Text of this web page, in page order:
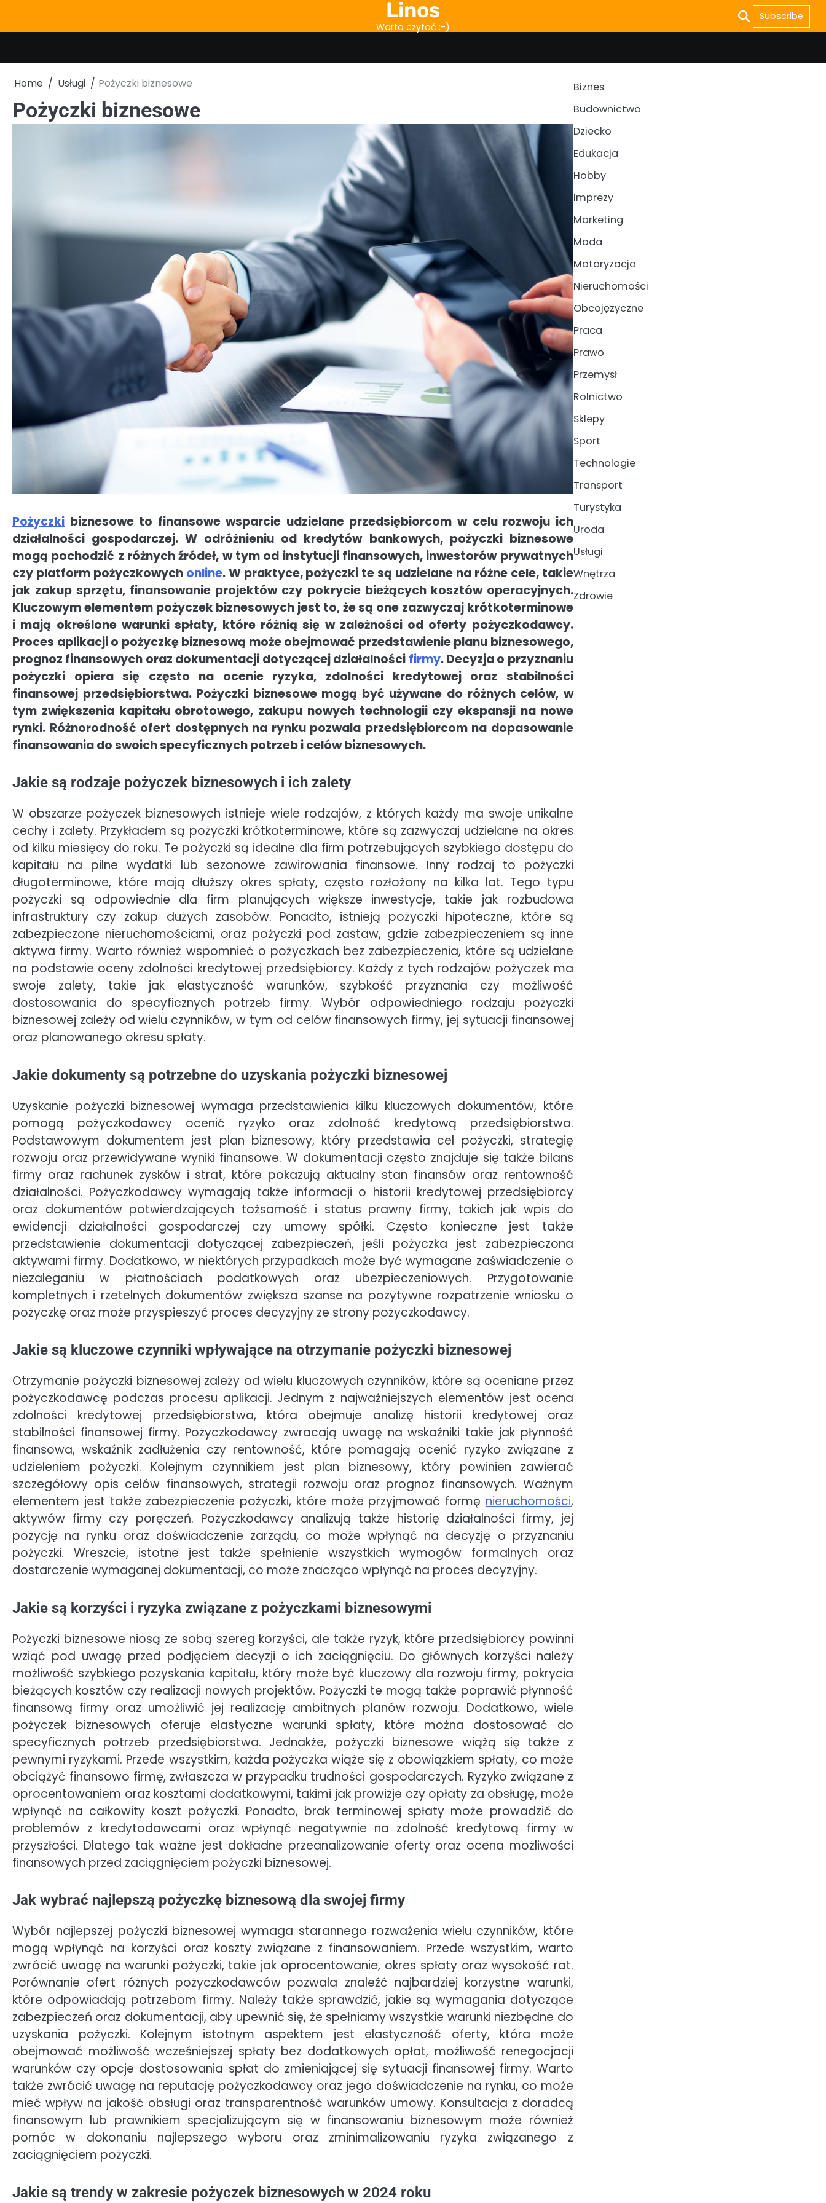
content
Linos
Warto czytać :-)
Subscribe
Home Usługi Pożyczki biznesowe
Pożyczki biznesowe
Pożyczki biznesowe to finansowe wsparcie udzielane przedsiębiorcom w celu rozwoju ich
działalności gospodarczej. W odróżnieniu od kredytów bankowych, pożyczki biznesowe
mogą pochodzić z różnych źródeł, w tym od instytucji finansowych, inwestorów prywatnych
czy platform pożyczkowych online. W praktyce, pożyczki te są udzielane na różne cele, takie
jak zakup sprzętu, finansowanie projektów czy pokrycie bieżących kosztów operacyjnych.
Kluczowym elementem pożyczek biznesowych jest to, że są one zazwyczaj krótkoterminowe
i mają określone warunki spłaty, które różnią się w zależności od oferty pożyczkodawcy.
Proces aplikacji o pożyczkę biznesową może obejmować przedstawienie planu biznesowego,
prognoz finansowych oraz dokumentacji dotyczącej działalności firmy. Decyzja o przyznaniu
pożyczki opiera się często na ocenie ryzyka, zdolności kredytowej oraz stabilności
finansowej przedsiębiorstwa. Pożyczki biznesowe mogą być używane do różnych celów, w
tym zwiększenia kapitału obrotowego, zakupu nowych technologii czy ekspansji na nowe
rynki. Różnorodność ofert dostępnych na rynku pozwala przedsiębiorcom na dopasowanie
finansowania do swoich specyficznych potrzeb i celów biznesowych.
Jakie są rodzaje pożyczek biznesowych i ich zalety
W obszarze pożyczek biznesowych istnieje wiele rodzajów, z których każdy ma swoje unikalne
cechy i zalety. Przykładem są pożyczki krótkoterminowe, które są zazwyczaj udzielane na okres
od kilku miesięcy do roku. Te pożyczki są idealne dla firm potrzebujących szybkiego dostępu do
kapitału na pilne wydatki lub sezonowe zawirowania finansowe. Inny rodzaj to pożyczki
długoterminowe, które mają dłuższy okres spłaty, często rozłożony na kilka lat. Tego typu
pożyczki są odpowiednie dla firm planujących większe inwestycje, takie jak rozbudowa
infrastruktury czy zakup dużych zasobów. Ponadto, istnieją pożyczki hipoteczne, które są
zabezpieczone nieruchomościami, oraz pożyczki pod zastaw, gdzie zabezpieczeniem są inne
aktywa firmy. Warto również wspomnieć o pożyczkach bez zabezpieczenia, które są udzielane
na podstawie oceny zdolności kredytowej przedsiębiorcy. Każdy z tych rodzajów pożyczek ma
swoje zalety, takie jak elastyczność warunków, szybkość przyznania czy możliwość
dostosowania do specyficznych potrzeb firmy. Wybór odpowiedniego rodzaju pożyczki
biznesowej zależy od wielu czynników, w tym od celów finansowych firmy, jej sytuacji finansowej
oraz planowanego okresu spłaty.
Jakie dokumenty są potrzebne do uzyskania pożyczki biznesowej
Uzyskanie pożyczki biznesowej wymaga przedstawienia kilku kluczowych dokumentów, które
pomogą pożyczkodawcy ocenić ryzyko oraz zdolność kredytową przedsiębiorstwa.
Podstawowym dokumentem jest plan biznesowy, który przedstawia cel pożyczki, strategię
rozwoju oraz przewidywane wyniki finansowe. W dokumentacji często znajduje się także bilans
firmy oraz rachunek zysków i strat, które pokazują aktualny stan finansów oraz rentowność
działalności. Pożyczkodawcy wymagają także informacji o historii kredytowej przedsiębiorcy
oraz dokumentów potwierdzających tożsamość i status prawny firmy, takich jak wpis do
ewidencji działalności gospodarczej czy umowy spółki. Często konieczne jest także
przedstawienie dokumentacji dotyczącej zabezpieczeń, jeśli pożyczka jest zabezpieczona
aktywami firmy. Dodatkowo, w niektórych przypadkach może być wymagane zaświadczenie o
niezaleganiu w płatnościach podatkowych oraz ubezpieczeniowych. Przygotowanie
kompletnych i rzetelnych dokumentów zwiększa szanse na pozytywne rozpatrzenie wniosku o
pożyczkę oraz może przyspieszyć proces decyzyjny ze strony pożyczkodawcy.
Jakie są kluczowe czynniki wpływające na otrzymanie pożyczki biznesowej
Otrzymanie pożyczki biznesowej zależy od wielu kluczowych czynników, które są oceniane przez
pożyczkodawcę podczas procesu aplikacji. Jednym z najważniejszych elementów jest ocena
zdolności kredytowej przedsiębiorstwa, która obejmuje analizę historii kredytowej oraz
stabilności finansowej firmy. Pożyczkodawcy zwracają uwagę na wskaźniki takie jak płynność
finansowa, wskaźnik zadłużenia czy rentowność, które pomagają ocenić ryzyko związane z
udzieleniem pożyczki. Kolejnym czynnikiem jest plan biznesowy, który powinien zawierać
szczegółowy opis celów finansowych, strategii rozwoju oraz prognoz finansowych. Ważnym
elementem jest także zabezpieczenie pożyczki, które może przyjmować formę nieruchomości,
aktywów firmy czy poręczeń. Pożyczkodawcy analizują także historię działalności firmy, jej
pozycję na rynku oraz doświadczenie zarządu, co może wpłynąć na decyzję o przyznaniu
pożyczki. Wreszcie, istotne jest także spełnienie wszystkich wymogów formalnych oraz
dostarczenie wymaganej dokumentacji, co może znacząco wpłynąć na proces decyzyjny.
Jakie są korzyści i ryzyka związane z pożyczkami biznesowymi
Pożyczki biznesowe niosą ze sobą szereg korzyści, ale także ryzyk, które przedsiębiorcy powinni
wziąć pod uwagę przed podjęciem decyzji o ich zaciągnięciu. Do głównych korzyści należy
możliwość szybkiego pozyskania kapitału, który może być kluczowy dla rozwoju firmy, pokrycia
bieżących kosztów czy realizacji nowych projektów. Pożyczki te mogą także poprawić płynność
finansową firmy oraz umożliwić jej realizację ambitnych planów rozwoju. Dodatkowo, wiele
pożyczek biznesowych oferuje elastyczne warunki spłaty, które można dostosować do
specyficznych potrzeb przedsiębiorstwa. Jednakże, pożyczki biznesowe wiążą się także z
pewnymi ryzykami. Przede wszystkim, każda pożyczka wiąże się z obowiązkiem spłaty, co może
obciążyć finansowo firmę, zwłaszcza w przypadku trudności gospodarczych. Ryzyko związane z
oprocentowaniem oraz kosztami dodatkowymi, takimi jak prowizje czy opłaty za obsługę, może
wpłynąć na całkowity koszt pożyczki. Ponadto, brak terminowej spłaty może prowadzić do
problemów z kredytodawcami oraz wpłynąć negatywnie na zdolność kredytową firmy w
przyszłości. Dlatego tak ważne jest dokładne przeanalizowanie oferty oraz ocena możliwości
finansowych przed zaciągnięciem pożyczki biznesowej.
Jak wybrać najlepszą pożyczkę biznesową dla swojej firmy
Wybór najlepszej pożyczki biznesowej wymaga starannego rozważenia wielu czynników, które
mogą wpłynąć na korzyści oraz koszty związane z finansowaniem. Przede wszystkim, warto
zwrócić uwagę na warunki pożyczki, takie jak oprocentowanie, okres spłaty oraz wysokość rat.
Porównanie ofert różnych pożyczkodawców pozwala znaleźć najbardziej korzystne warunki,
które odpowiadają potrzebom firmy. Należy także sprawdzić, jakie są wymagania dotyczące
zabezpieczeń oraz dokumentacji, aby upewnić się, że spełniamy wszystkie warunki niezbędne do
uzyskania pożyczki. Kolejnym istotnym aspektem jest elastyczność oferty, która może
obejmować możliwość wcześniejszej spłaty bez dodatkowych opłat, możliwość renegocjacji
warunków czy opcje dostosowania spłat do zmieniającej się sytuacji finansowej firmy. Warto
także zwrócić uwagę na reputację pożyczkodawcy oraz jego doświadczenie na rynku, co może
mieć wpływ na jakość obsługi oraz transparentność warunków umowy. Konsultacja z doradcą
finansowym lub prawnikiem specjalizującym się w finansowaniu biznesowym może również
pomóc w dokonaniu najlepszego wyboru oraz zminimalizowaniu ryzyka związanego z
zaciągnięciem pożyczki.
Jakie są trendy w zakresie pożyczek biznesowych w 2024 roku
Biznes
Budownictwo
Dziecko
Edukacja
Hobby
Imprezy
Marketing
Moda
Motoryzacja
Nieruchomości
Obcojęzyczne
Praca
Prawo
Przemysł
Rolnictwo
Sklepy
Sport
Technologie
Transport
Turystyka
Uroda
Usługi
Wnętrza
Zdrowie